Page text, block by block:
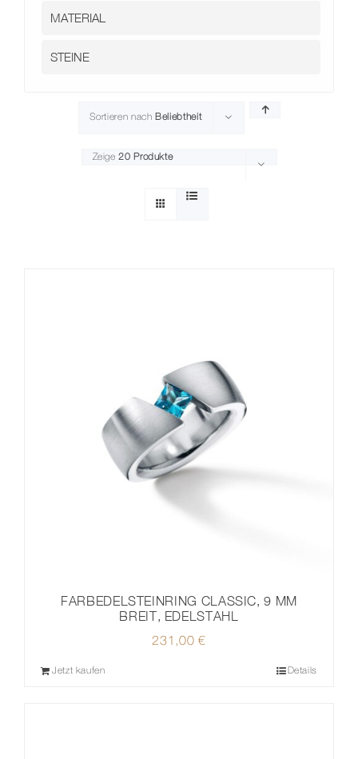
Sortieren nach Beliebtheit
Zeige20 Produkte
FARBEDELSTEINRING CLASSIC, 9 MM
BREIT, EDELSTAHL
231,00 €
Jetzt kaufen Details